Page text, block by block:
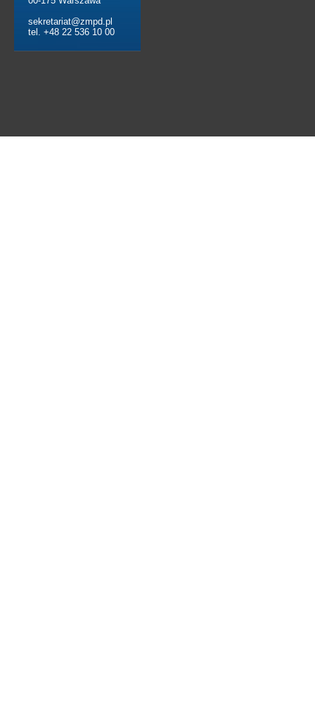
sekretariat@zmpd.pl
tel. +48 22 536 10 00